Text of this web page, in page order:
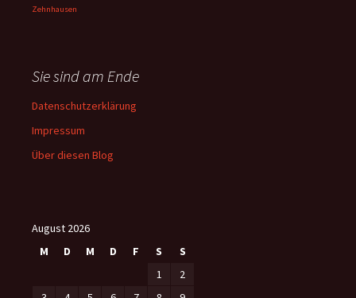
Zehnhausen
Sie sind am Ende
Datenschutzerklärung
Impressum
Über diesen Blog
August 2026
M
D M D F S
S
1
2